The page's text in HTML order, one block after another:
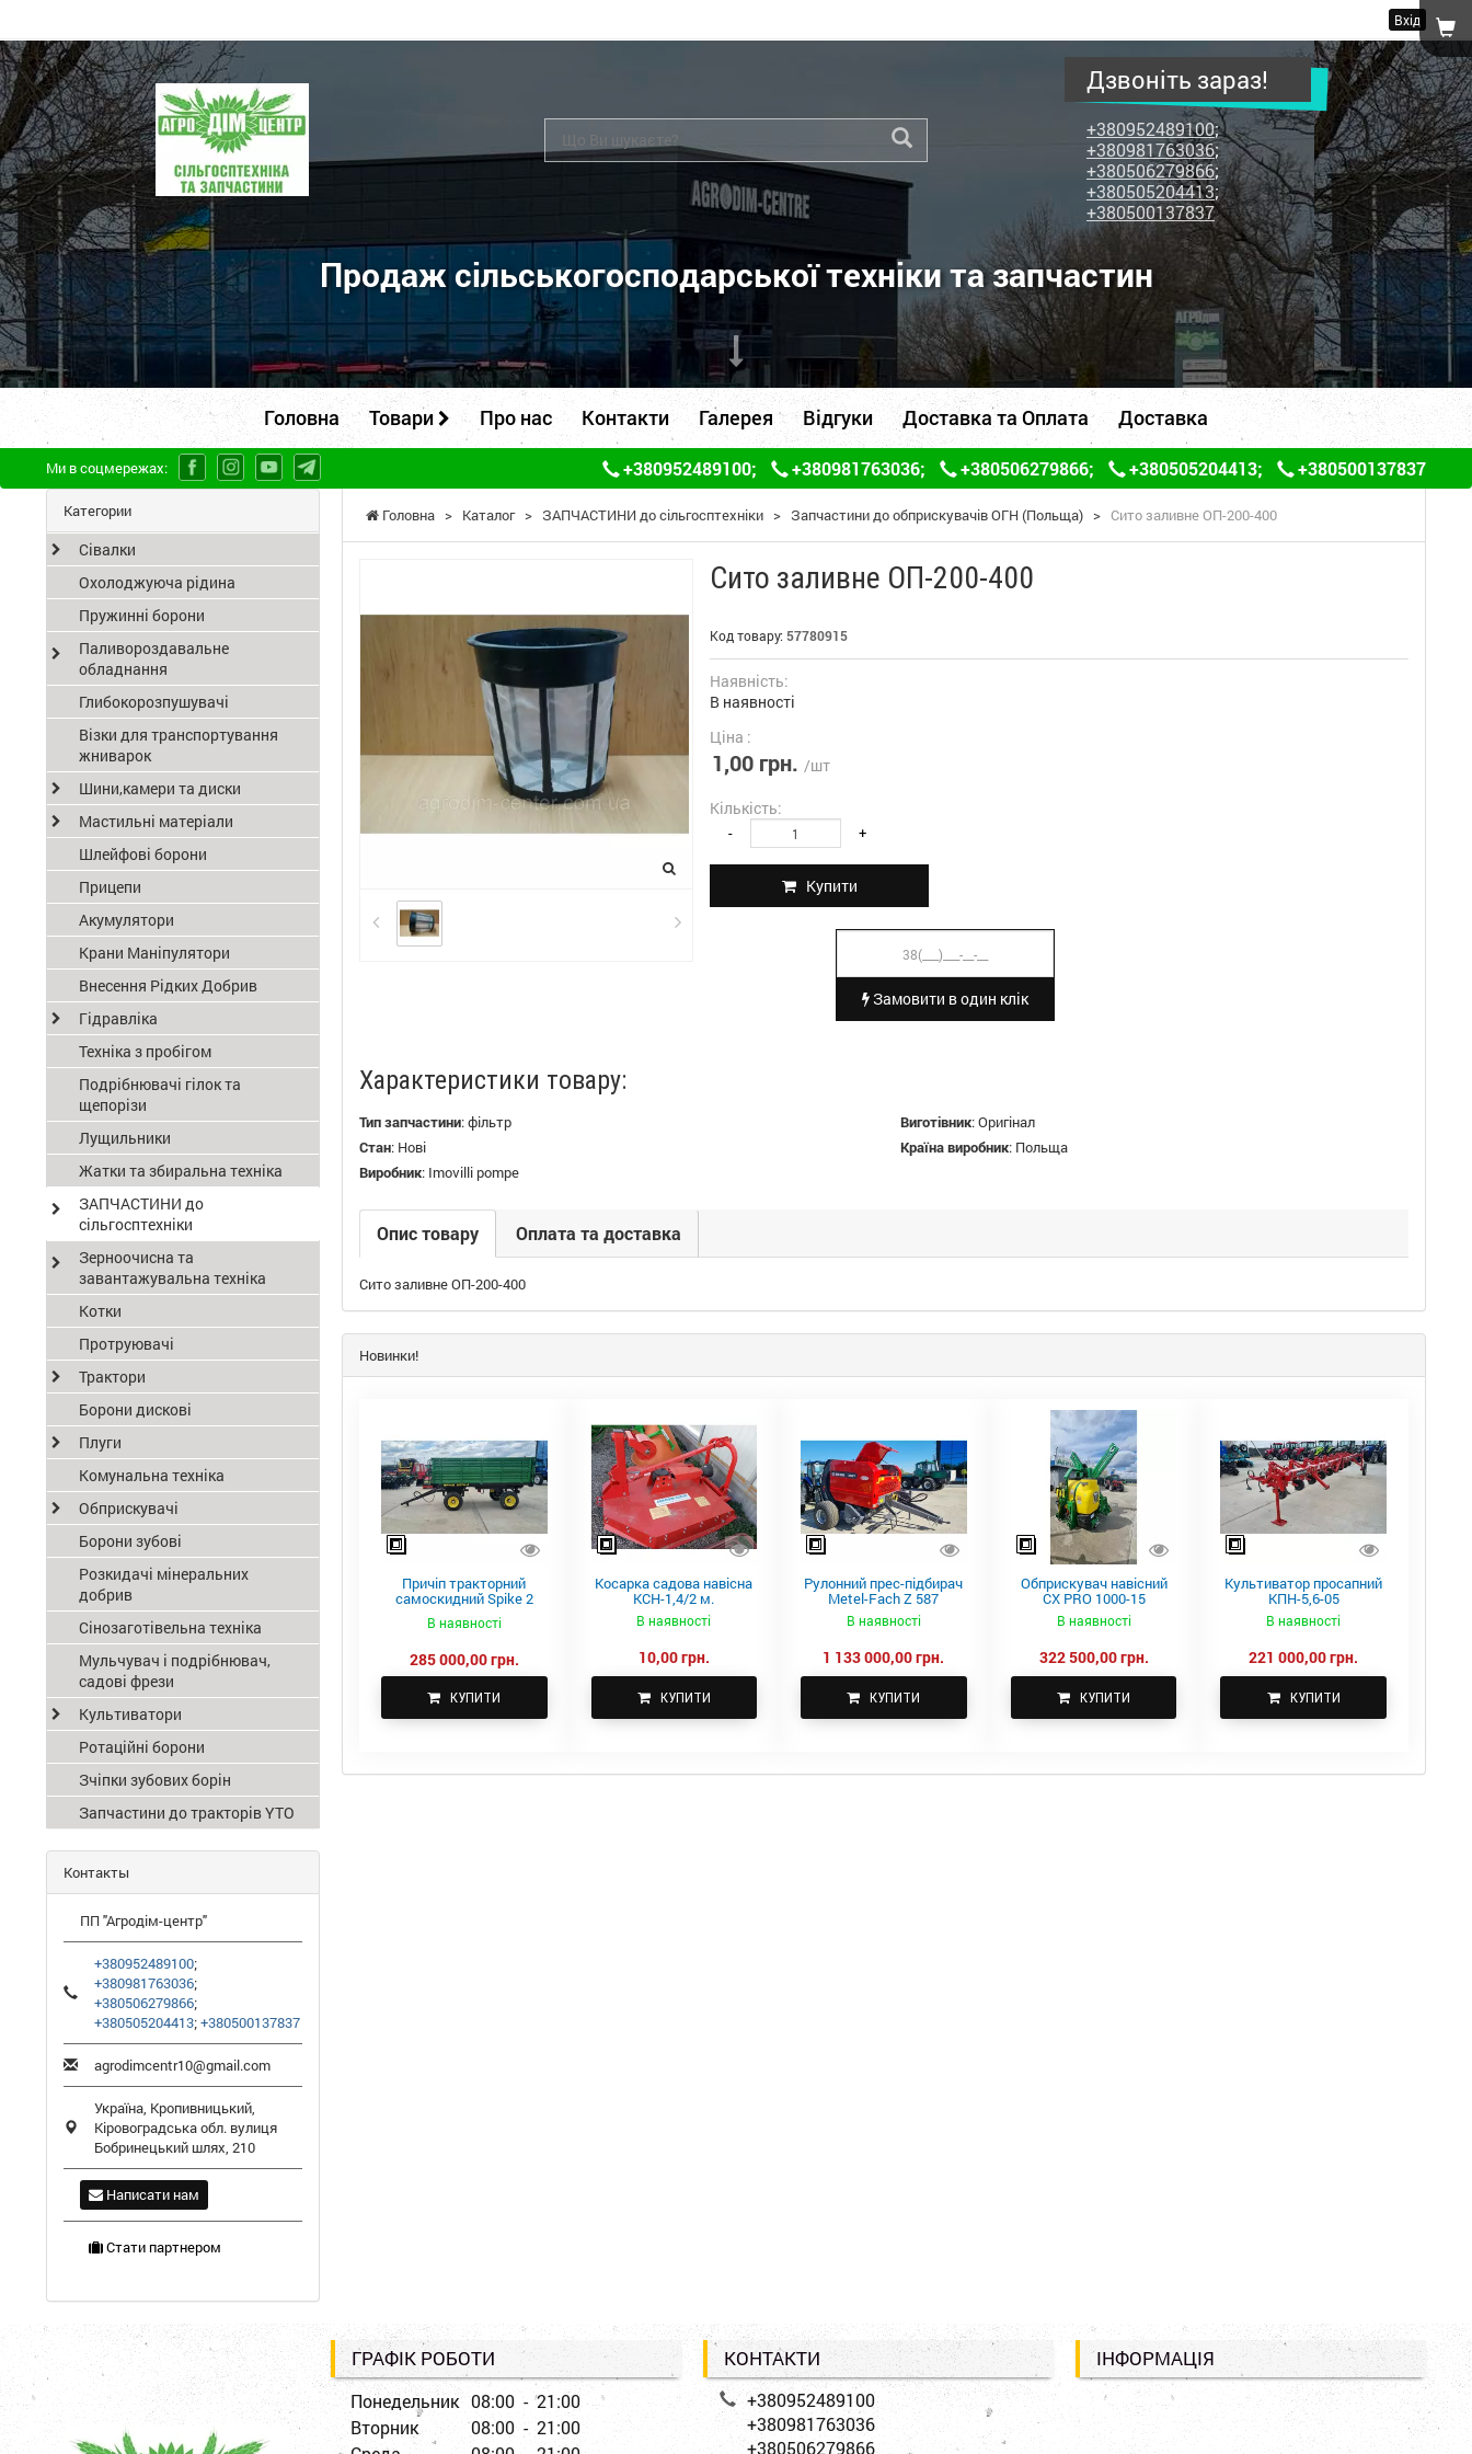
Вхід
ПП
"Агродім-
центр"
-
продаж
сільськогосподарської
техніки
та
запчастин
Дзвоніть зараз!
+380952489100;
+380981763036;
+380506279866;
+380505204413;
+380500137837
Продаж сільськогосподарської техніки та запчастин
Головна Товари Про нас Контакти Галерея Відгуки Доставка та Оплата Доставка
Ми в соцмережах: +380952489100; +380981763036; +380506279866; +380505204413; +380500137837
Головна > Каталог > ЗАПЧАСТИНИ до сільгосптехніки > Запчастини до обприскувачів ОГН (Польща) > Сито заливне ОП-200-400
Сито заливне ОП-200-400
Код товару: 57780915
Наявність:
В наявності
Ціна :
1,00 грн. /шт
Кількість:
- +
Купити
Замовити в один клік
Характеристики товару:
Тип запчастини:фільтр Виготівник:Оригінал
Стан: Нові Країна виробник: Польща
Виробник: Imovilli pompe
Опис товару Оплата та доставка
Сито заливне ОП-200-400
Новинки!
Причіп тракторний
самоскидний Spike 2
В наявності
285 000,00 грн.
КУПИТИ
Косарка садова навісна
КСН-1,4/2 м.
В наявності
10,00 грн.
КУПИТИ
Рулонний прес-підбирач
Metel-Fach Z 587
В наявності
1 133 000,00 грн.
КУПИТИ
Обприскувач навісний
CX PRO 1000-15
В наявності
322 500,00 грн.
КУПИТИ
Культиватор просапний
КПН-5,6-05
В наявності
221 000,00 грн.
КУПИТИ
Категории
Сівалки
Охолоджуюча рідина
Пружинні борони
Паливороздавальне
обладнання
Глибокорозпушувачі
Візки для транспортування
жниварок
Шини,камери та диски
Мастильні матеріали
Шлейфові борони
Прицепи
Акумулятори
Крани Маніпулятори
Внесення Рідких Добрив
Гідравліка
Техніка з пробігом
Подрібнювачі гілок та
щепорізи
Лущильники
Жатки та збиральна техніка
ЗАПЧАСТИНИ до
сільгосптехніки
Зерноочисна та
завантажувальна техніка
Котки
Протруювачі
Трактори
Борони дискові
Плуги
Комунальна техніка
Обприскувачі
Борони зубові
Розкидачі мінеральних
добрив
Сінозаготівельна техніка
Мульчувач і подрібнювач,
садові фрези
Культиватори
Ротаційні борони
Зчіпки зубових борін
Запчастини до тракторів YTO
Контакты
ПП "Агродім-центр"
+380952489100;
+380981763036;
+380506279866;
+380505204413;+380500137837
agrodimcentr10@gmail.com
Україна, Кропивницький,
Кіровоградська обл. вулиця
Бобринецький шлях, 210
Написати нам
Стати партнером
ГРАФІК РОБОТИ
Понедельник 08:00 - 21:00
Вторник
08:00 - 21:00
КОНТАКТИ
+380952489100
+380981763036
+380506279866
ІНФОРМАЦІЯ